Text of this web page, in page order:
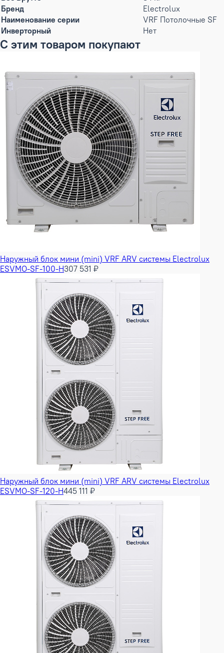
Бренд
Electrolux
Наименование серии
VRF Потолочные SF
Инверторный
Нет
С этим товаром покупают
Наружный блок мини (mini) VRF ARV системы Electrolux
ESVMO-SF-100-H307 531 ₽
Наружный блок мини (mini) VRF ARV системы Electrolux
ESVMO-SF-120-H445 111 ₽